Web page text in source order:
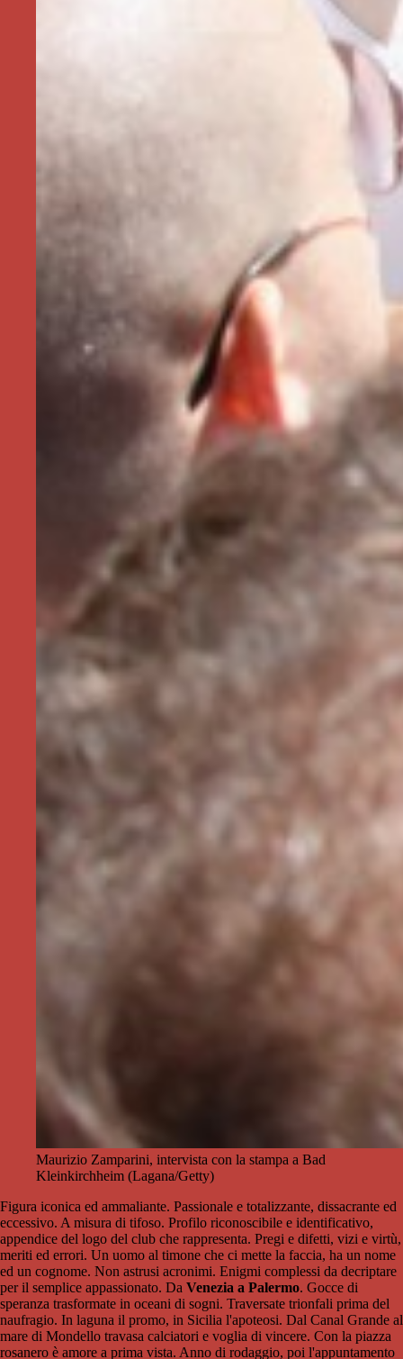
Maurizio Zamparini, intervista con la stampa a Bad
Kleinkirchheim (Lagana/Getty)
Figura iconica ed ammaliante. Passionale e totalizzante, dissacrante ed
eccessivo. A misura di tifoso. Profilo riconoscibile e identificativo,
appendice del logo del club che rappresenta. Pregi e difetti, vizi e virtù,
meriti ed errori. Un uomo al timone che ci mette la faccia, ha un nome
ed un cognome. Non astrusi acronimi. Enigmi complessi da decriptare
per il semplice appassionato. Da Venezia a Palermo. Gocce di
speranza trasformate in oceani di sogni. Traversate trionfali prima del
naufragio. In laguna il promo, in Sicilia l'apoteosi. Dal Canal Grande al
mare di Mondello travasa calciatori e voglia di vincere. Con la piazza
rosanero è amore a prima vista. Anno di rodaggio, poi l'appuntamento